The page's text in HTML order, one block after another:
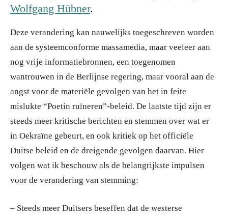
Wolfgang Hübner.
Deze verandering kan nauwelijks toegeschreven worden
aan de systeemconforme massamedia, maar veeleer aan
nog vrije informatiebronnen, een toegenomen
wantrouwen in de Berlijnse regering, maar vooral aan de
angst voor de materiële gevolgen van het in feite
mislukte “Poetin ruïneren”-beleid. De laatste tijd zijn er
steeds meer kritische berichten en stemmen over wat er
in Oekraïne gebeurt, en ook kritiek op het officiële
Duitse beleid en de dreigende gevolgen daarvan. Hier
volgen wat ik beschouw als de belangrijkste impulsen
voor de verandering van stemming:
– Steeds meer Duitsers beseffen dat de westerse